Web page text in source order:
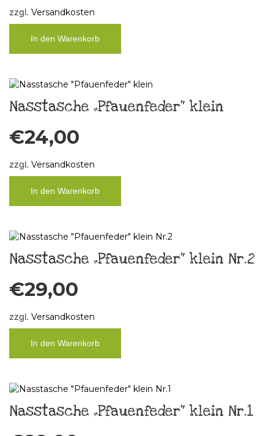
zzgl. Versandkosten
In den Warenkorb
Nasstasche „Pfauenfeder“ klein
€24,00
zzgl. Versandkosten
In den Warenkorb
Nasstasche „Pfauenfeder“ klein Nr.2
€29,00
zzgl. Versandkosten
In den Warenkorb
Nasstasche „Pfauenfeder“ klein Nr.1